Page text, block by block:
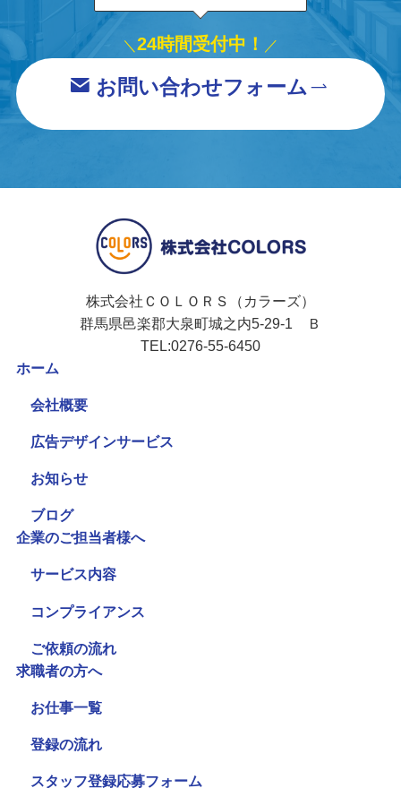
＼ 24時間受付中！ ／
お問い合わせフォーム
株式会社ＣＯＬＯＲＳ（カラーズ）
群馬県邑楽郡大泉町城之内5-29-1 Ｂ
TEL:0276-55-6450
ホーム
会社概要
広告デザインサービス
お知らせ
ブログ
企業のご担当者様へ
サービス内容
コンプライアンス
ご依頼の流れ
求職者の方へ
お仕事一覧
登録の流れ
スタッフ登録応募フォーム